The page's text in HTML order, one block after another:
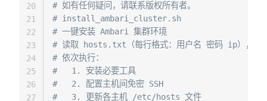
# 如有任何疑问，请联系版权所有者。
# install_ambari_cluster.sh
# 一键安装 Ambari 集群环境
# 读取 hosts.txt（每行格式：用户名 密码 ip），转
# 依次执行：
#   1. 安装必要工具
#   2. 配置主机间免密 SSH
#   3. 更新各主机 /etc/hosts 文件
20
21
22
23
24
25
26
27